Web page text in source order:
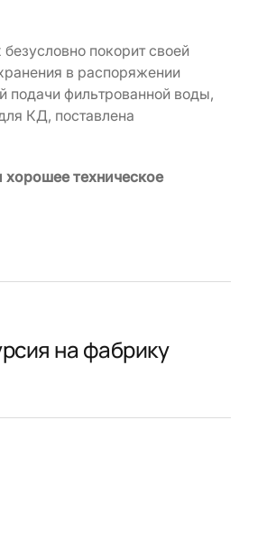
покорит своей
в распоряжении
подачи фильтрованной воды,
КД, поставлена
хорошее техническое
на фабрику